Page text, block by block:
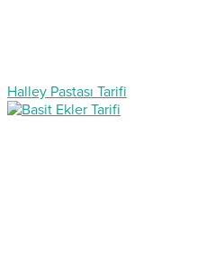
Halley Pastası Tarifi